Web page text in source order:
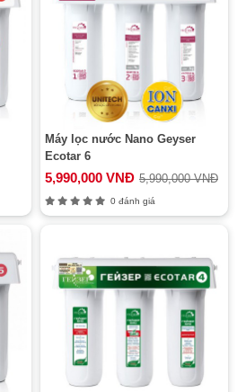
Máy lọc nước Nano Geyser
Ecotar 6
5,990,000 VNĐ 5,990,000 VNĐ
0 đánh giá